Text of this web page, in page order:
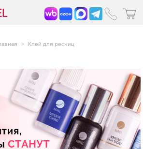
> Клей для ресниц